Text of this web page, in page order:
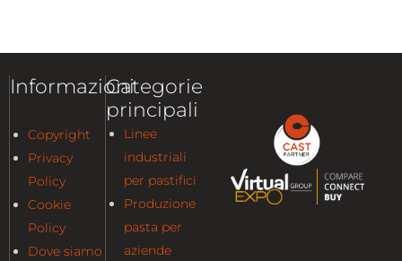
Informazioni
Copyright
Privacy
Policy
Cookie
Policy
Dove siamo
Categorie
principali
Linee
industriali
per pastifici
Produzione
pasta per
aziende